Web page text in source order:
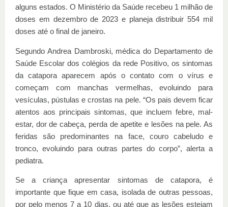
alguns estados. O Ministério da Saúde recebeu 1 milhão de
doses em dezembro de 2023 e planeja distribuir 554 mil
doses até o final de janeiro.
Segundo Andrea Dambroski, médica do Departamento de
Saúde Escolar dos colégios da rede Positivo, os sintomas
da catapora aparecem após o contato com o vírus e
começam com manchas vermelhas, evoluindo para
vesículas, pústulas e crostas na pele. “Os pais devem ficar
atentos aos principais sintomas, que incluem febre, mal-
estar, dor de cabeça, perda de apetite e lesões na pele. As
feridas são predominantes na face, couro cabeludo e
tronco, evoluindo para outras partes do corpo”, alerta a
pediatra.
Se a criança apresentar sintomas de catapora, é
importante que fique em casa, isolada de outras pessoas,
por pelo menos 7 a 10 dias, ou até que as lesões estejam